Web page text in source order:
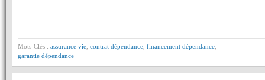
Mots-Clés : assurance vie contrat dépendance financement dépendance
garantie dépendance